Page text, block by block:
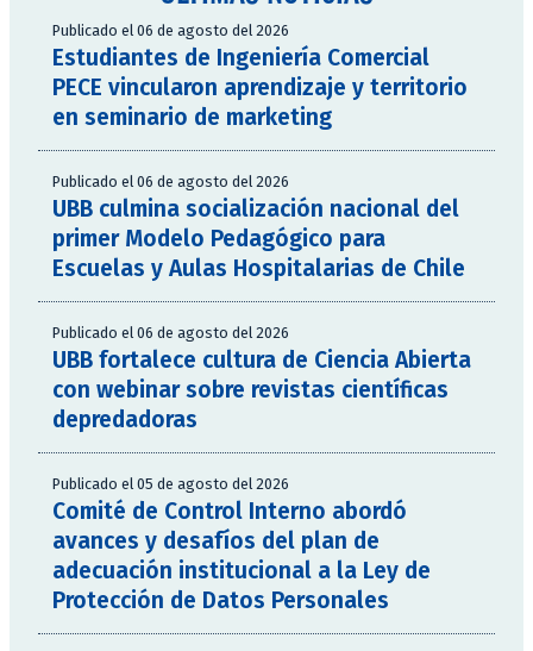
Publicado el 06 de agosto del 2026
Estudiantes de Ingeniería Comercial
PECE vincularon aprendizaje y territorio
en seminario de marketing
Publicado el 06 de agosto del 2026
UBB culmina socialización nacional del
primer Modelo Pedagógico para
Escuelas y Aulas Hospitalarias de Chile
Publicado el 06 de agosto del 2026
UBB fortalece cultura de Ciencia Abierta
con webinar sobre revistas científicas
depredadoras
Publicado el 05 de agosto del 2026
Comité de Control Interno abordó
avances y desafíos del plan de
adecuación institucional a la Ley de
Protección de Datos Personales